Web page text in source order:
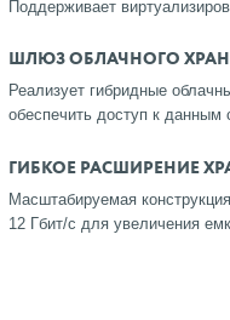
Поддерживает
ШЛЮЗ ОБЛАЧНОГО
Реализует гибридные
обеспечить доступ к данным
ГИБКОЕ РАСШИРЕНИЕ
Масштабируемая
12 Гбит/с для увеличения